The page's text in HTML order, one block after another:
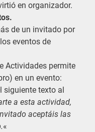
en organizador.
de un invitado por
eventos de
Actividades permite
en un evento:
siguiente texto al
a esta actividad,
aceptáis las
«